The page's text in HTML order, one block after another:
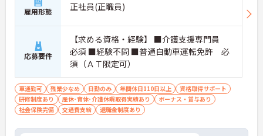
雇用形態 正社員(正職員)
応募要件
【求める資格・経験】 ■介護支援専門員
必須 ■経験不問 ■普通自動車運転免許 必
須（ＡＴ限定可）
車通勤可 残業少なめ 日勤のみ 年間休日110日以上
資格取得サポート
研修制度あり
産休･育休･介護休暇取得実績あり
ボーナス・賞与あり
社会保険完備
交通費支給 退職金制度あり